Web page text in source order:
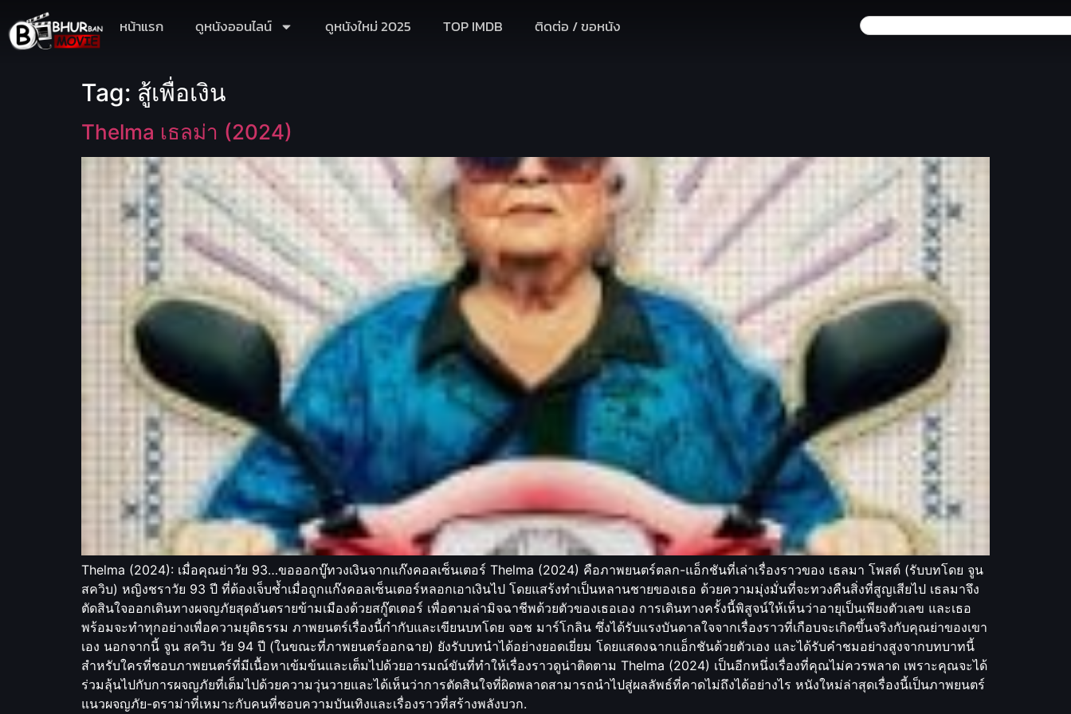
หน้าแรก ดูหนังออนไลน์ ดูหนังใหม่ 2025 TOP IMDB ติดต่อ / ขอหนัง
Tag: สู้เพื่อเงิน
Thelma เธลม่า (2024)
Thelma (2024): เมื่อคุณย่าวัย 93…ขอออกบู๊ทวงเงินจากแก๊งคอลเซ็นเตอร์ Thelma (2024) คือภาพยนตร์ตลก-แอ็กชันที่เล่าเรื่องราวของ เธลมา โพสต์ (รับบทโดย จูน
สควิบ) หญิงชราวัย 93 ปี ที่ต้องเจ็บช้ำเมื่อถูกแก๊งคอลเซ็นเตอร์หลอกเอาเงินไป โดยแสร้งทำเป็นหลานชายของเธอ ด้วยความมุ่งมั่นที่จะทวงคืนสิ่งที่สูญเสียไป เธลมาจึง
ตัดสินใจออกเดินทางผจญภัยสุดอันตรายข้ามเมืองด้วยสกู๊ตเตอร์ เพื่อตามล่ามิจฉาชีพด้วยตัวของเธอเอง การเดินทางครั้งนี้พิสูจน์ให้เห็นว่าอายุเป็นเพียงตัวเลข และเธอ
พร้อมจะทำทุกอย่างเพื่อความยุติธรรม ภาพยนตร์เรื่องนี้กำกับและเขียนบทโดย จอช มาร์โกลิน ซึ่งได้รับแรงบันดาลใจจากเรื่องราวที่เกือบจะเกิดขึ้นจริงกับคุณย่าของเขา
เอง นอกจากนี้ จูน สควิบ วัย 94 ปี (ในขณะที่ภาพยนตร์ออกฉาย) ยังรับบทนำได้อย่างยอดเยี่ยม โดยแสดงฉากแอ็กชันด้วยตัวเอง และได้รับคำชมอย่างสูงจากบทบาทนี้
สำหรับใครที่ชอบภาพยนตร์ที่มีเนื้อหาเข้มข้นและเต็มไปด้วยอารมณ์ขันที่ทำให้เรื่องราวดูน่าติดตาม Thelma (2024) เป็นอีกหนึ่งเรื่องที่คุณไม่ควรพลาด เพราะคุณจะได้
ร่วมลุ้นไปกับการผจญภัยที่เต็มไปด้วยความวุ่นวายและได้เห็นว่าการตัดสินใจที่ผิดพลาดสามารถนำไปสู่ผลลัพธ์ที่คาดไม่ถึงได้อย่างไร หนังใหม่ล่าสุดเรื่องนี้เป็นภาพยนตร์
แนวผจญภัย-ดราม่าที่เหมาะกับคนที่ชอบความบันเทิงและเรื่องราวที่สร้างพลังบวก.